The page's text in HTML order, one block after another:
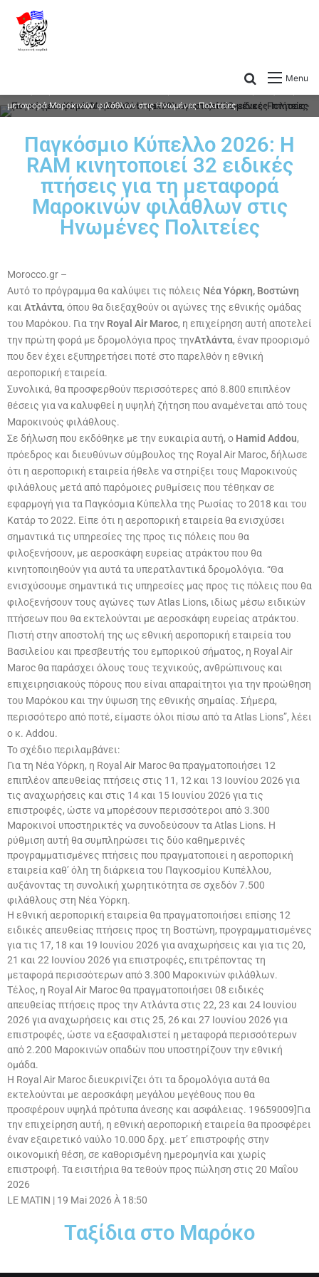
Menu
μεταφορά Μαροκινών φιλάθλων στις Ηνωμένες Πολιτείες
Παγκόσμιο Κύπελλο 2026: Η
RAM κινητοποιεί 32 ειδικές
πτήσεις για τη μεταφορά
Μαροκινών φιλάθλων στις
Ηνωμένες Πολιτείες
Morocco.gr –
Αυτό το πρόγραμμα θα καλύψει τις πόλεις Νέα Υόρκη, Βοστώνη
και Ατλάντα, όπου θα διεξαχθούν οι αγώνες της εθνικής ομάδας
του Μαρόκου. Για την Royal Air Maroc, η επιχείρηση αυτή αποτελεί
την πρώτη φορά με δρομολόγια προς τηνΑτλάντα, έναν προορισμό
που δεν έχει εξυπηρετήσει ποτέ στο παρελθόν η εθνική
αεροπορική εταιρεία.
Συνολικά, θα προσφερθούν περισσότερες από 8.800 επιπλέον
θέσεις για να καλυφθεί η υψηλή ζήτηση που αναμένεται από τους
Μαροκινούς φιλάθλους.
Σε δήλωση που εκδόθηκε με την ευκαιρία αυτή, ο Hamid Addou,
πρόεδρος και διευθύνων σύμβουλος της Royal Air Maroc, δήλωσε
ότι η αεροπορική εταιρεία ήθελε να στηρίξει τους Μαροκινούς
φιλάθλους μετά από παρόμοιες ρυθμίσεις που τέθηκαν σε
εφαρμογή για τα Παγκόσμια Κύπελλα της Ρωσίας το 2018 και του
Κατάρ το 2022. Είπε ότι η αεροπορική εταιρεία θα ενισχύσει
σημαντικά τις υπηρεσίες της προς τις πόλεις που θα
φιλοξενήσουν, με αεροσκάφη ευρείας ατράκτου που θα
κινητοποιηθούν για αυτά τα υπερατλαντικά δρομολόγια. “Θα
ενισχύσουμε σημαντικά τις υπηρεσίες μας προς τις πόλεις που θα
φιλοξενήσουν τους αγώνες των Atlas Lions, ιδίως μέσω ειδικών
πτήσεων που θα εκτελούνται με αεροσκάφη ευρείας ατράκτου.
Πιστή στην αποστολή της ως εθνική αεροπορική εταιρεία του
Βασιλείου και πρεσβευτής του εμπορικού σήματος, η Royal Air
Maroc θα παράσχει όλους τους τεχνικούς, ανθρώπινους και
επιχειρησιακούς πόρους που είναι απαραίτητοι για την προώθηση
του Μαρόκου και την ύψωση της εθνικής σημαίας. Σήμερα,
περισσότερο από ποτέ, είμαστε όλοι πίσω από τα Atlas Lions”, λέει
ο κ. Addou.
Το σχέδιο περιλαμβάνει:
Για τη Νέα Υόρκη, η Royal Air Maroc θα πραγματοποιήσει 12
επιπλέον απευθείας πτήσεις στις 11, 12 και 13 Ιουνίου 2026 για
τις αναχωρήσεις και στις 14 και 15 Ιουνίου 2026 για τις
επιστροφές, ώστε να μπορέσουν περισσότεροι από 3.300
Μαροκινοί υποστηρικτές να συνοδεύσουν τα Atlas Lions. Η
ρύθμιση αυτή θα συμπληρώσει τις δύο καθημερινές
προγραμματισμένες πτήσεις που πραγματοποιεί η αεροπορική
εταιρεία καθ’ όλη τη διάρκεια του Παγκοσμίου Κυπέλλου,
αυξάνοντας τη συνολική χωρητικότητα σε σχεδόν 7.500
φιλάθλους στη Νέα Υόρκη.
Η εθνική αεροπορική εταιρεία θα πραγματοποιήσει επίσης 12
ειδικές απευθείας πτήσεις προς τη Βοστώνη, προγραμματισμένες
για τις 17, 18 και 19 Ιουνίου 2026 για αναχωρήσεις και για τις 20,
21 και 22 Ιουνίου 2026 για επιστροφές, επιτρέποντας τη
μεταφορά περισσότερων από 3.300 Μαροκινών φιλάθλων.
Τέλος, η Royal Air Maroc θα πραγματοποιήσει 08 ειδικές
απευθείας πτήσεις προς την Ατλάντα στις 22, 23 και 24 Ιουνίου
2026 για αναχωρήσεις και στις 25, 26 και 27 Ιουνίου 2026 για
επιστροφές, ώστε να εξασφαλιστεί η μεταφορά περισσότερων
από 2.200 Μαροκινών οπαδών που υποστηρίζουν την εθνική
ομάδα.
Η Royal Air Maroc διευκρινίζει ότι τα δρομολόγια αυτά θα
εκτελούνται με αεροσκάφη μεγάλου μεγέθους που θα
προσφέρουν υψηλά πρότυπα άνεσης και ασφάλειας. 19659009]Για
την επιχείρηση αυτή, η εθνική αεροπορική εταιρεία θα προσφέρει
έναν εξαιρετικό ναύλο 10.000 δρχ. μετ’ επιστροφής στην
οικονομική θέση, σε καθορισμένη ημερομηνία και χωρίς
επιστροφή. Τα εισιτήρια θα τεθούν προς πώληση στις 20 Μαΐου
2026
LE MATIN | 19 Mai 2026 À 18:50
Ταξίδια στο Μαρόκο